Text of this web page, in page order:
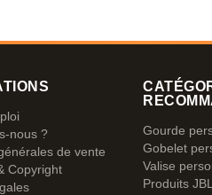
nous ?
de vente
Copyright
Gourde
Gobelet
Valise
Produits